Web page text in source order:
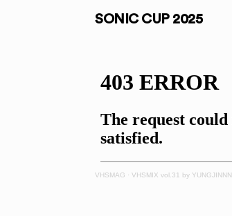
SONIC CUP 2025
VHSMAG · VHSMIX vol.31 by YUNGJINNN